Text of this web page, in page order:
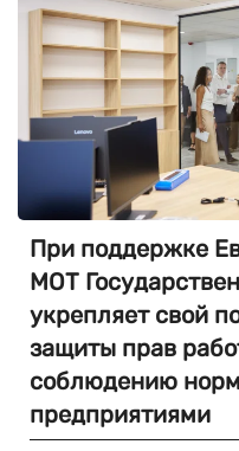
При поддержке
МОТ
укрепляет свой
защиты прав
соблюдению
предприятиями